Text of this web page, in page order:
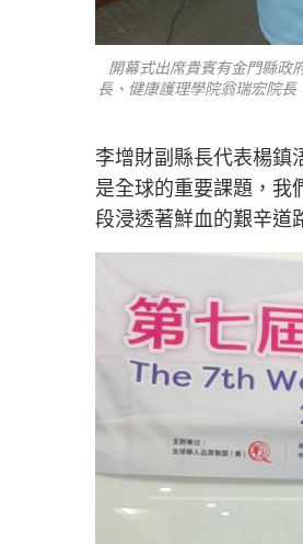
開幕式出席貴賓有金門縣政
長、健康護理學院翁瑞宏院
李增財副縣長代表楊鎮
是全球的重要課題，我
段浸透著鮮血的艱辛道